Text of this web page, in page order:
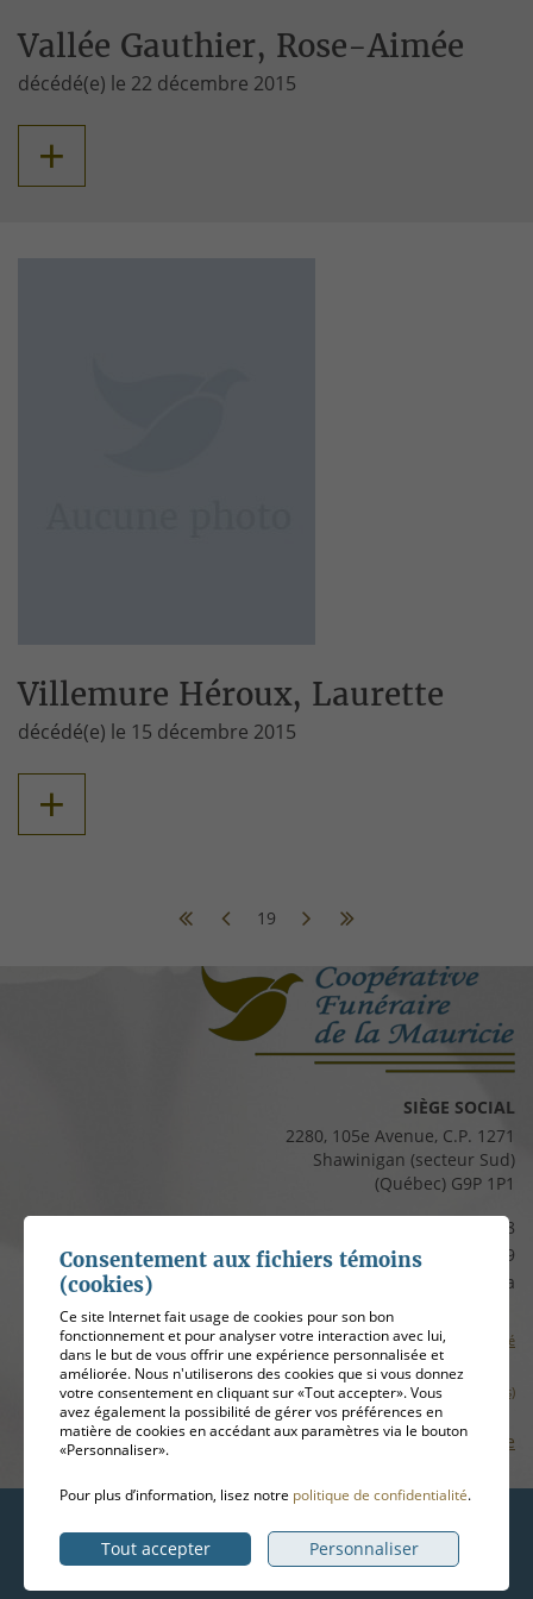
Vallée Gauthier, Rose-Aimée
décédé(e) le 22 décembre 2015
+
Villemure Héroux, Laurette
décédé(e) le 15 décembre 2015
+
19
SIÈGE SOCIAL
2280, 105e Avenue, C.P. 1271
Shawinigan (secteur Sud)
(Québec) G9P 1P1
819 537-8828
Télécopieur :819 537-8829
clients@cfmauricie.ca
Conditions d’utilisation et politique de confidentialité
Gérer mes témoins (cookies)
Plan de site
Hébergement
ADN communication
Consentement aux fichiers témoins
(cookies)
Ce site Internet fait usage de cookies pour son bon
fonctionnement et pour analyser votre interaction avec lui,
dans le but de vous offrir une expérience personnalisée et
améliorée. Nous n'utiliserons des cookies que si vous donnez
votre consentement en cliquant sur «Tout accepter». Vous
avez également la possibilité de gérer vos préférences en
matière de cookies en accédant aux paramètres via le bouton
«Personnaliser».
Pour plus d’information, lisez notre politique de confidentialité.
Tout accepter Personnaliser